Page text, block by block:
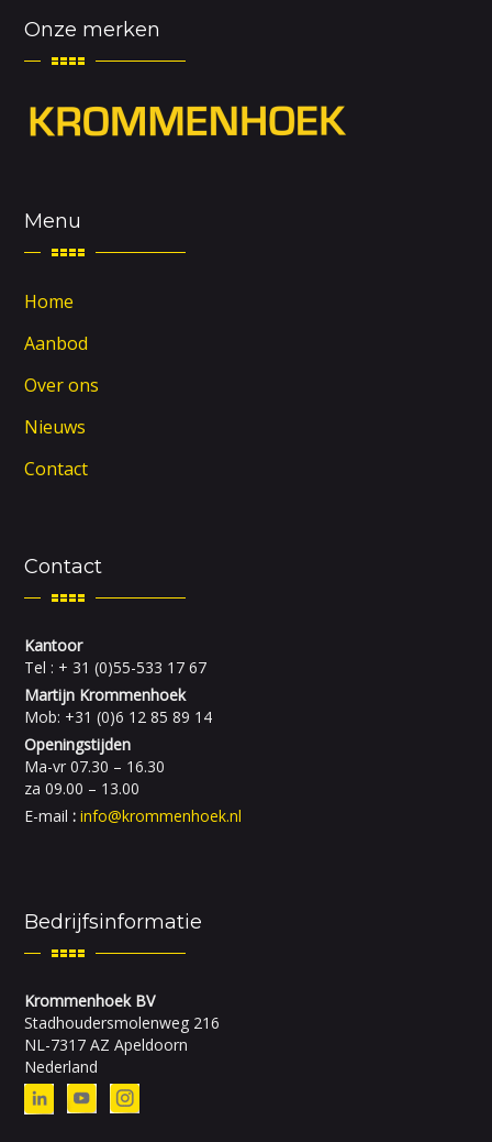
Onze merken
Menu
Home
Aanbod
Over ons
Nieuws
Contact
Contact
Kantoor
Tel : + 31 (0)55-533 17 67
Martijn Krommenhoek
Mob: +31 (0)6 12 85 89 14
Openingstijden
Ma-vr 07.30 – 16.30
za 09.00 – 13.00
E-mail :info@krommenhoek.nl
Bedrijfsinformatie
Krommenhoek BV
Stadhoudersmolenweg 216
NL-7317 AZ Apeldoorn
Nederland